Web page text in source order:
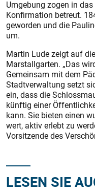
Umgebung zogen in
Konfirmation betreut.
geworden und die
um.
Martin Lude zeigt auf
Marstallgarten. „Das
Gemeinsam mit dem
Stadtverwaltung setzt
ein, dass die
künftig einer
kann. Sie bieten einen
wert, aktiv erlebt zu
Vorsitzende des
LESEN SIE